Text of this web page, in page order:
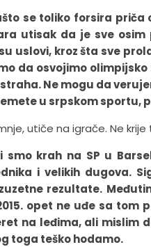
se toliko forsira
utisak da je sve
uslovi, kroz šta sve
da osvojimo
Ne mogu da
u srpskom sportu,
utiče na igrače. Ne
smo krah na SP u
i velikih dugova.
rezultate.
opet ne uđe sa
na leđima, ali mislim
toga teško hodamo.